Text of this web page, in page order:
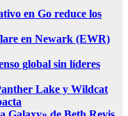
en Go reduce los
en Newark (EWR)
global sin líderes
Lake y Wildcat